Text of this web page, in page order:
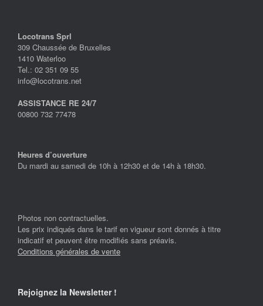
Locotrans Sprl
309 Chaussée de Bruxelles
1410 Waterloo
Tel.: 02 351 09 55
info@locotrans.net
ASSISTANCE RE 24/7
00800 732 77478
Heures d’ouverture
Du mardi au samedi de 10h à 12h30 et de 14h à 18h30.
Photos non contractuelles.
Les prix indiqués dans le tarif en vigueur sont donnés à titre
indicatif et peuvent être modifiés sans préavis.
Conditions générales de vente
Rejoignez la Newsletter !